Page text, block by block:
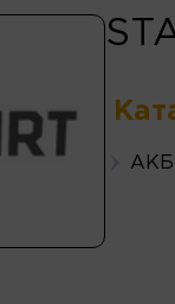
АКБ